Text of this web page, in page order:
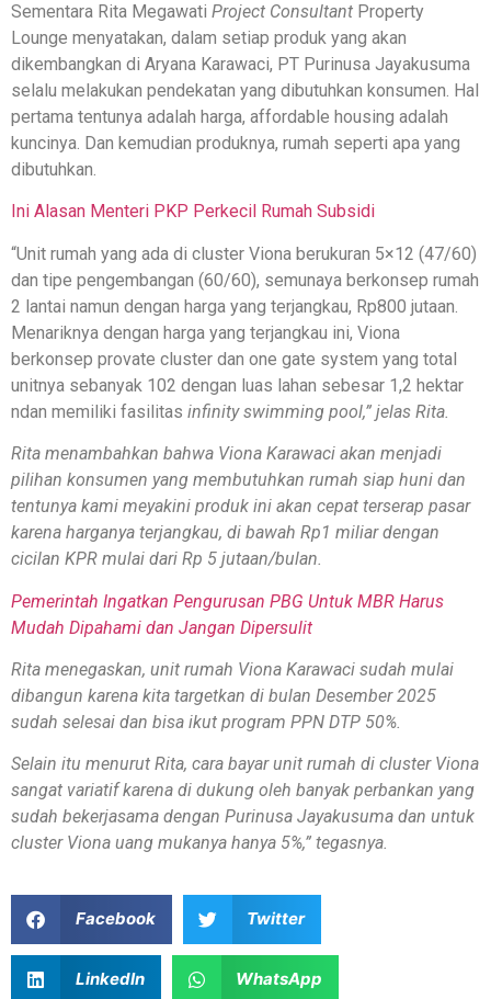
Sementara Rita Megawati Project Consultant Property
Lounge menyatakan, dalam setiap produk yang akan
dikembangkan di Aryana Karawaci, PT Purinusa Jayakusuma
selalu melakukan pendekatan yang dibutuhkan konsumen. Hal
pertama tentunya adalah harga, affordable housing adalah
kuncinya. Dan kemudian produknya, rumah seperti apa yang
dibutuhkan.
Ini Alasan Menteri PKP Perkecil Rumah Subsidi
“Unit rumah yang ada di cluster Viona berukuran 5×12 (47/60)
dan tipe pengembangan (60/60), semunaya berkonsep rumah
2 lantai namun dengan harga yang terjangkau, Rp800 jutaan.
Menariknya dengan harga yang terjangkau ini, Viona
berkonsep provate cluster dan one gate system yang total
unitnya sebanyak 102 dengan luas lahan sebesar 1,2 hektar
ndan memiliki fasilitas infinity swimming pool,” jelas Rita.
Rita menambahkan bahwa Viona Karawaci akan menjadi
pilihan konsumen yang membutuhkan rumah siap huni dan
tentunya kami meyakini produk ini akan cepat terserap pasar
karena harganya terjangkau, di bawah Rp1 miliar dengan
cicilan KPR mulai dari Rp 5 jutaan/bulan.
Pemerintah Ingatkan Pengurusan PBG Untuk MBR Harus
Mudah Dipahami dan Jangan Dipersulit
Rita menegaskan, unit rumah Viona Karawaci sudah mulai
dibangun karena kita targetkan di bulan Desember 2025
sudah selesai dan bisa ikut program PPN DTP 50%.
Selain itu menurut Rita, cara bayar unit rumah di cluster Viona
sangat variatif karena di dukung oleh banyak perbankan yang
sudah bekerjasama dengan Purinusa Jayakusuma dan untuk
cluster Viona uang mukanya hanya 5%,” tegasnya.
Facebook Twitter
LinkedIn WhatsApp